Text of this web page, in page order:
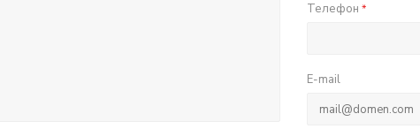
Телефон *
E-mail